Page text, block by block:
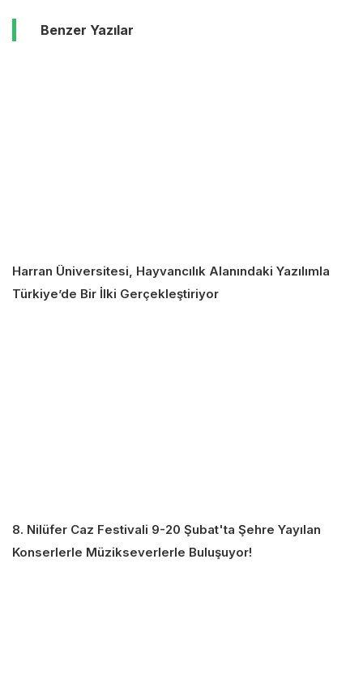
Benzer Yazılar
Harran Üniversitesi, Hayvancılık Alanındaki Yazılımla
Türkiye’de Bir İlki Gerçekleştiriyor
8. Nilüfer Caz Festivali 9-20 Şubat'ta Şehre Yayılan
Konserlerle Müzikseverlerle Buluşuyor!